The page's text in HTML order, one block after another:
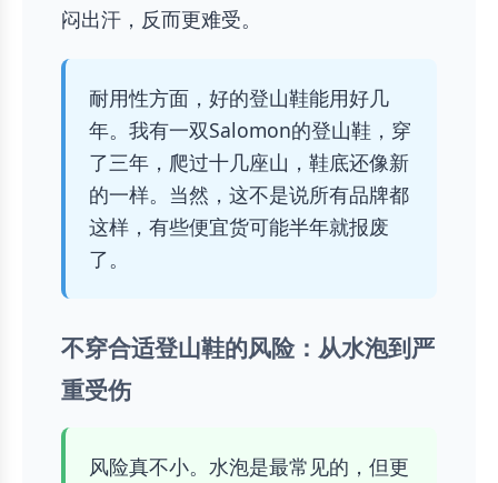
闷出汗，反而更难受。
耐用性方面，好的登山鞋能用好几
年。我有一双Salomon的登山鞋，穿
了三年，爬过十几座山，鞋底还像新
的一样。当然，这不是说所有品牌都
这样，有些便宜货可能半年就报废
了。
不穿合适登山鞋的风险：从水泡到严
重受伤
风险真不小。水泡是最常见的，但更